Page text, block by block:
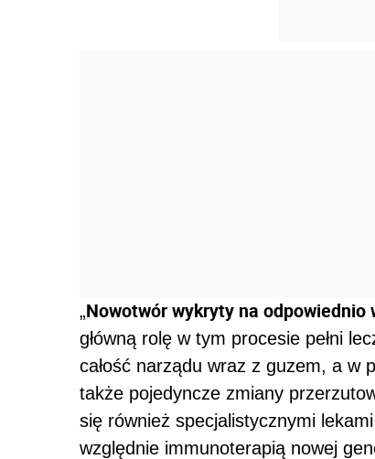
„Nowotwór wykryty na
główną rolę w tym procesie pełni
całość narządu wraz z guzem, a w
także pojedyncze zmiany
się również specjalistycznymi
względnie immunoterapią nowej